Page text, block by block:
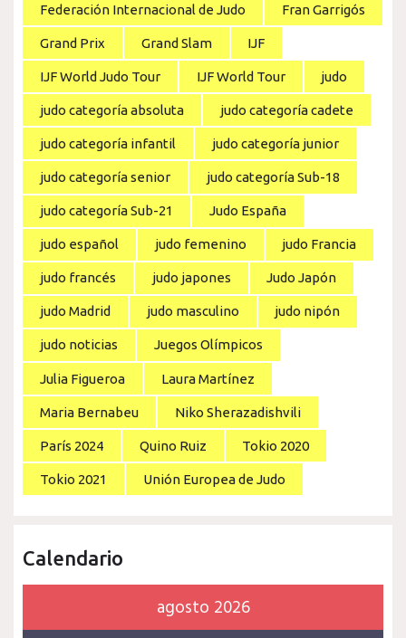
Federación Internacional de Judo Fran Garrigós
Grand Prix Grand Slam IJF
IJF World Judo Tour IJF World Tour judo
judo categoría absoluta judo categoría cadete
judo categoría infantil judo categoría junior
judo categoría senior judo categoría Sub-18
judo categoría Sub-21 Judo España
judo español judo femenino judo Francia
judo francés judo japones Judo Japón
judo Madrid judo masculino judo nipón
judo noticias Juegos Olímpicos
Julia Figueroa Laura Martínez
Maria Bernabeu Niko Sherazadishvili
París 2024 Quino Ruiz Tokio 2020
Tokio 2021 Unión Europea de Judo
Calendario
agosto 2026